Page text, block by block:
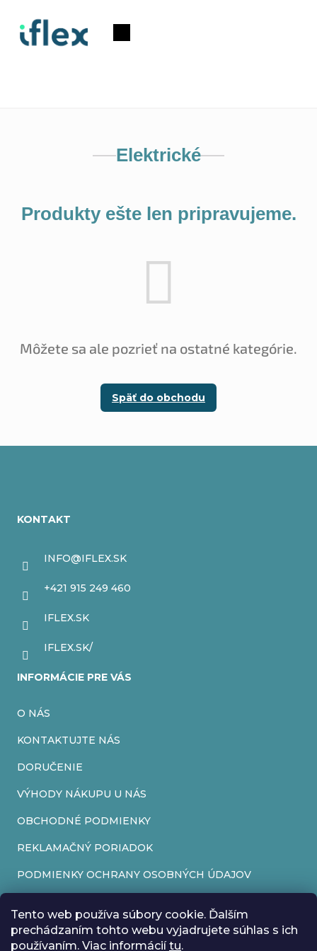
Tento web používa súbory cookie. Ďalším
prechádzaním tohto webu vyjadrujete súhlas s ich
používaním. Viac informáciítu.
obsah
Nákupný
Elektrické
Produkty ešte len pripravujeme.
Môžete sa ale pozrieť na ostatné kategórie.
Späť do obchodu
KONTAKT
INFO@IFLEX.SK
+421 915 249 460
IFLEX.SK
IFLEX.SK/
INFORMÁCIE PRE VÁS
O NÁS
KONTAKTUJTE NÁS
DORUČENIE
VÝHODY NÁKUPU U NÁS
OBCHODNÉ PODMIENKY
REKLAMAČNÝ PORIADOK
PODMIENKY OCHRANY OSOBNÝCH ÚDAJOV
REKLAMAČNÝ FORMULÁR